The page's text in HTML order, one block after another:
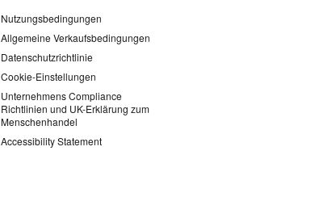
Nutzungsbedingungen
Allgemeine Verkaufsbedingungen
Datenschutzrichtlinie
Cookie-Einstellungen
Unternehmens Compliance
Richtlinien und UK-Erklärung zum
Menschenhandel
Accessibility Statement